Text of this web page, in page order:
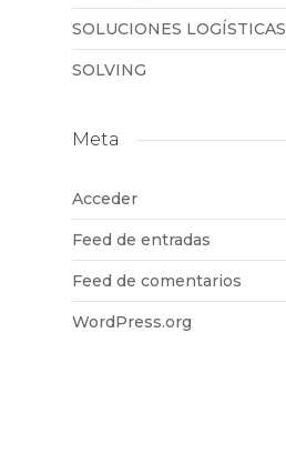
SOLUCIONES LOGÍSTICAS
SOLVING
Meta
Acceder
Feed de entradas
Feed de comentarios
WordPress.org